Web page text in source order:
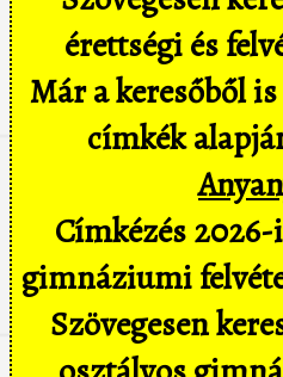
érettségi és
Már a keresőből
címkék
Címkézés
gimnáziumi
Szövegesen